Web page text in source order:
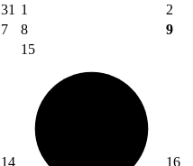
31 1
2
7 8 9
14
15
16